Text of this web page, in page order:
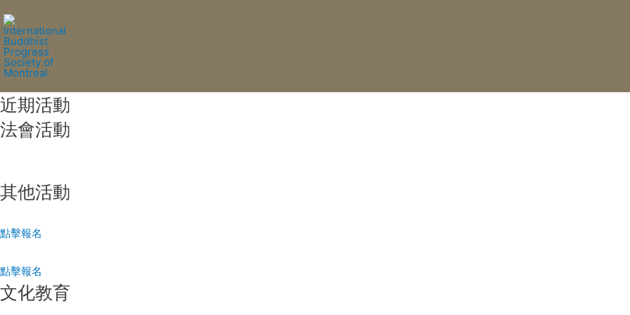
近期活動
法會活動
其他活動
點擊報名
點擊報名
文化教育